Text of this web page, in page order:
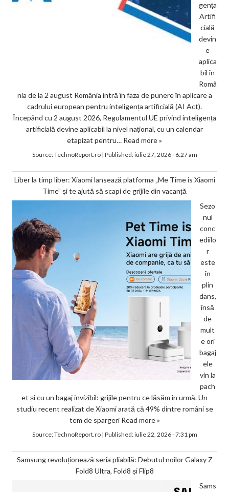
gența
Artifi
cială
devin
e
aplica
bil în
Româ
nia de la 2 august România intră în faza de punere în aplicare a
cadrului european pentru inteligența artificială (AI Act).
Începând cu 2 august 2026, Regulamentul UE privind inteligența
artificială devine aplicabil la nivel național, cu un calendar
etapizat pentru… Read more »
Source:TechnoReport.ro| Published:iulie 27, 2026 - 6:27 am
Liber la timp liber: Xiaomi lansează platforma „Me Time is Xiaomi
Time” și te ajută să scapi de grijile din vacanță
Sezo
nul
conc
ediilo
r
este
în
plin
dans,
însă
de
mult
e ori
bagaj
ele
vin la
pach
et și cu un bagaj invizibil: grijile pentru ce lăsăm în urmă. Un
studiu recent realizat de Xiaomi arată că 49% dintre români se
tem de spargeri Read more »
Source:TechnoReport.ro| Published:iulie 22, 2026 - 7:31 pm
Samsung revoluționează seria pliabilă: Debutul noilor Galaxy Z
Fold8 Ultra, Fold8 și Flip8
Sams